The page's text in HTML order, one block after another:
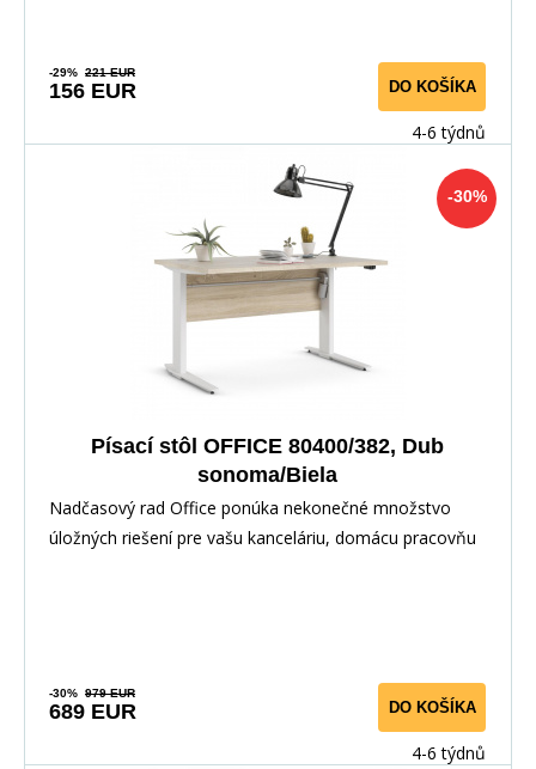
-29% 221 EUR
156 EUR DO KOŠÍKA
4-6 týdnů
-30%
Písací stôl OFFICE 80400/382, Dub
sonoma/Biela
Nadčasový rad Office ponúka nekonečné množstvo
úložných riešení pre vašu kanceláriu, domácu pracovňu
-30% 979 EUR
689 EUR DO KOŠÍKA
4-6 týdnů